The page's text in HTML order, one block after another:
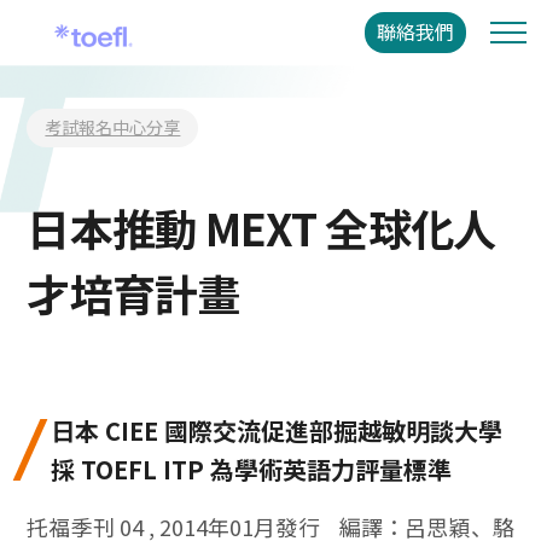
聯絡我們
考試報名中心分享
日本推動 MEXT 全球化人
才培育計畫
日本 CIEE 國際交流促進部掘越敏明談大學
採 TOEFL ITP 為學術英語力評量標準
托福季刊 04 , 2014年01月發行 編譯：呂思穎、駱